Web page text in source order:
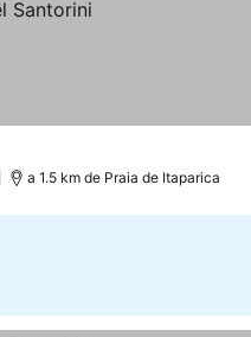
a 1.5 km de Praia de Itaparica